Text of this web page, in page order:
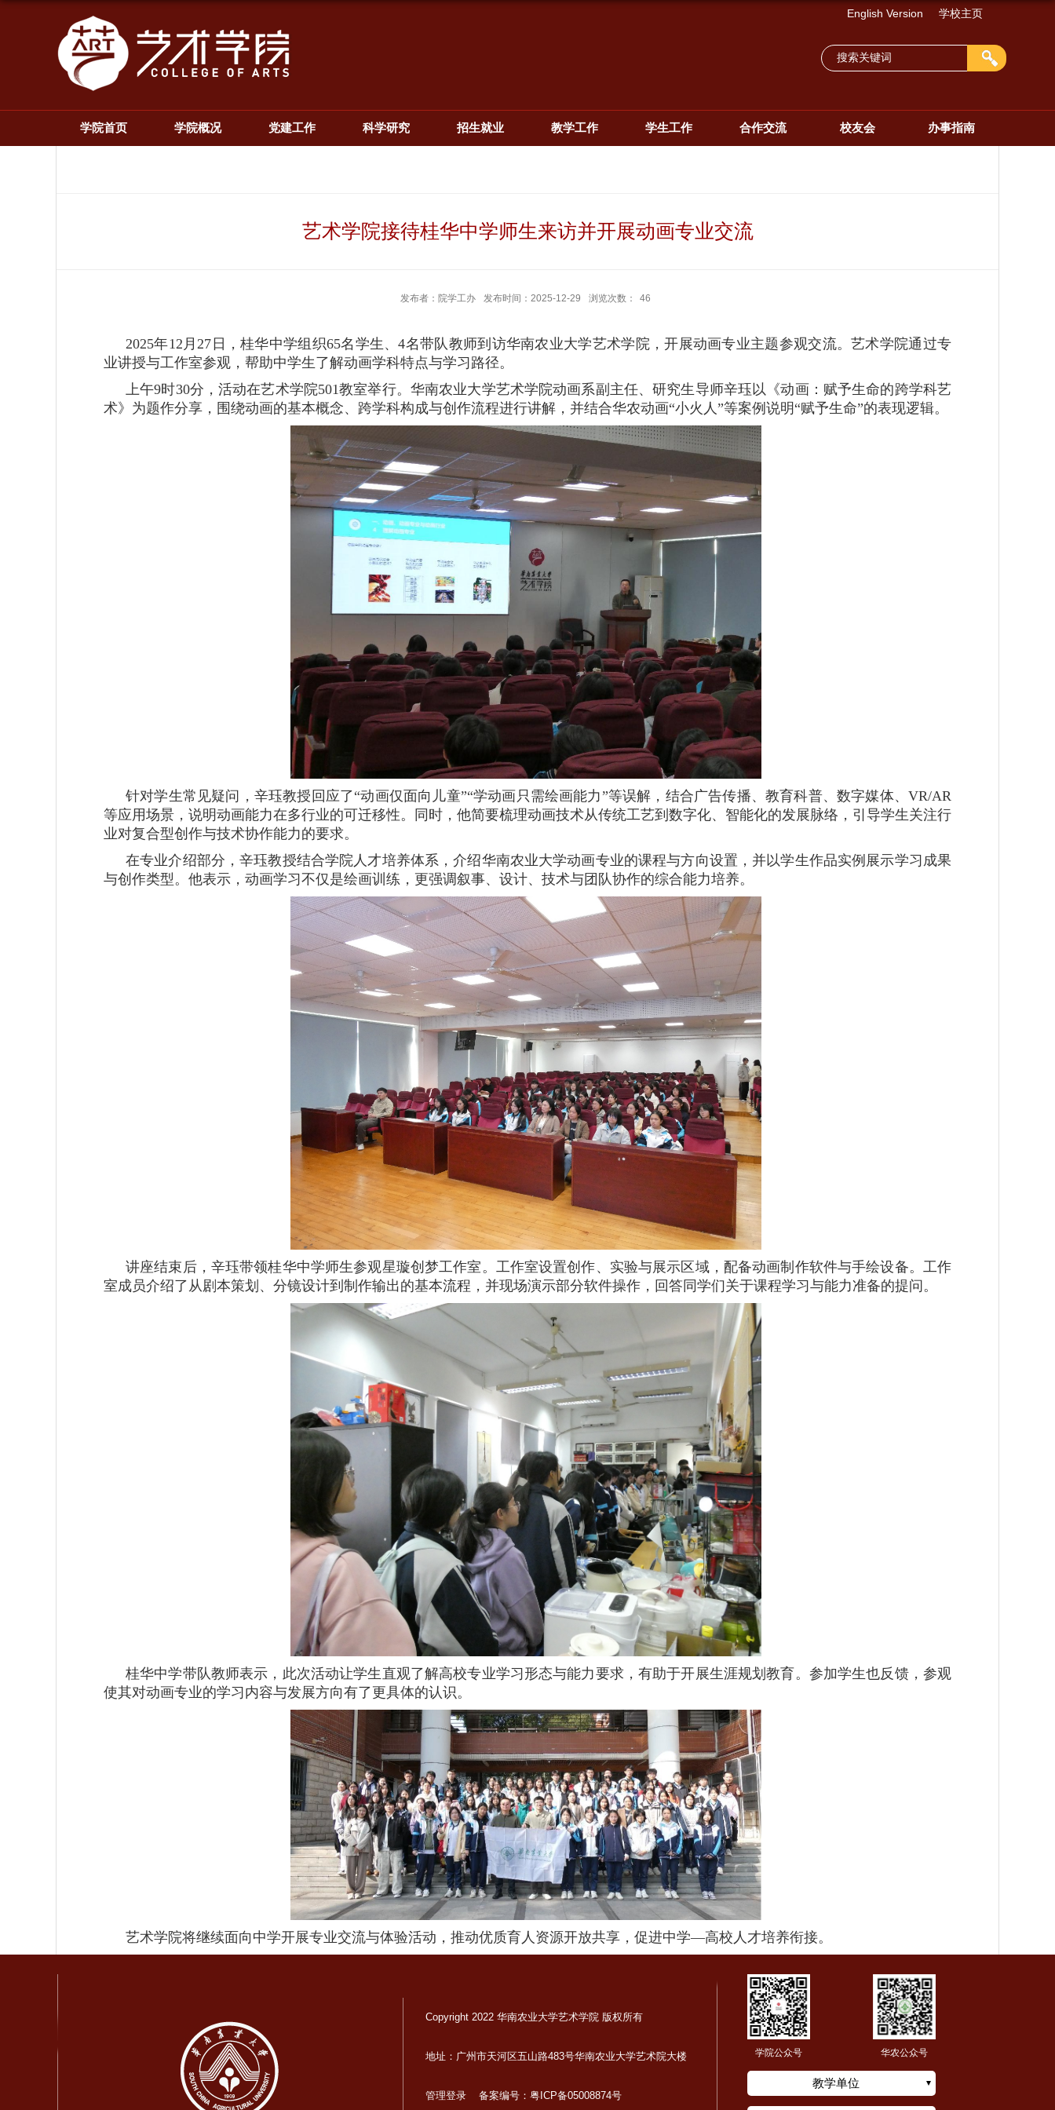
学校主页
English Version
学院首页 学院概况 党建工作 科学研究 招生就业 教学工作 学生工作 合作交流 校友会 办事指南
艺术学院接待桂华中学师生来访并开展动画专业交流
发布者：院学工办 发布时间：2025-12-29 浏览次数： 46
2025年12月27日，桂华中学组织65名学生、4名带队教师到访华南农业大学艺术学院，开展动画专业主题参观交流。艺术学院通过专
业讲授与工作室参观，帮助中学生了解动画学科特点与学习路径。
上午9时30分，活动在艺术学院501教室举行。华南农业大学艺术学院动画系副主任、研究生导师辛珏以《动画：赋予生命的跨学科艺
术》为题作分享，围绕动画的基本概念、跨学科构成与创作流程进行讲解，并结合华农动画“小火人”等案例说明“赋予生命”的表现逻辑。
针对学生常见疑问，辛珏教授回应了“动画仅面向儿童”“学动画只需绘画能力”等误解，结合广告传播、教育科普、数字媒体、VR/AR
等应用场景，说明动画能力在多行业的可迁移性。同时，他简要梳理动画技术从传统工艺到数字化、智能化的发展脉络，引导学生关注行
业对复合型创作与技术协作能力的要求。
在专业介绍部分，辛珏教授结合学院人才培养体系，介绍华南农业大学动画专业的课程与方向设置，并以学生作品实例展示学习成果
与创作类型。他表示，动画学习不仅是绘画训练，更强调叙事、设计、技术与团队协作的综合能力培养。
讲座结束后，辛珏带领桂华中学师生参观星璇创梦工作室。工作室设置创作、实验与展示区域，配备动画制作软件与手绘设备。工作
室成员介绍了从剧本策划、分镜设计到制作输出的基本流程，并现场演示部分软件操作，回答同学们关于课程学习与能力准备的提问。
桂华中学带队教师表示，此次活动让学生直观了解高校专业学习形态与能力要求，有助于开展生涯规划教育。参加学生也反馈，参观
使其对动画专业的学习内容与发展方向有了更具体的认识。
艺术学院将继续面向中学开展专业交流与体验活动，推动优质育人资源开放共享，促进中学—高校人才培养衔接。
Copyright 2022 华南农业大学艺术学院 版权所有
地址：广州市天河区五山路483号华南农业大学艺术院大楼
管理登录 备案编号：粤ICP备05008874号
学院公众号 华农公众号
教学单位